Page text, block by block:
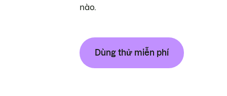
nào.
Dùng thử miễn phí